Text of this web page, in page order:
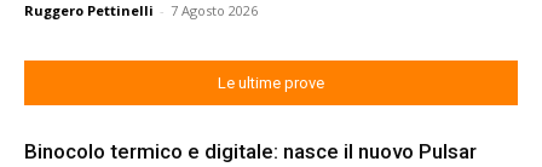
Ruggero Pettinelli - 7 Agosto 2026
Le ultime prove
Binocolo termico e digitale: nasce il nuovo Pulsar